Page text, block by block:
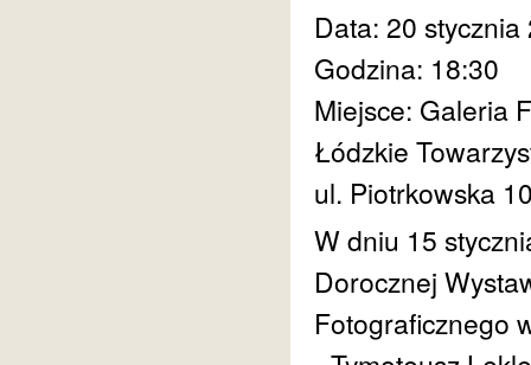
Data: 20 stycznia
Godzina: 18:30
Miejsce: Galeria
Łódzkie
ul. Piotrkowska
W dniu 15
Dorocznej
Fotograficznego